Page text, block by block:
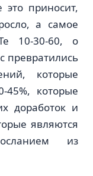
это приносит,
а самое
10-30-60, о
превратились
которые
45%, которые
доработок и
являются
из